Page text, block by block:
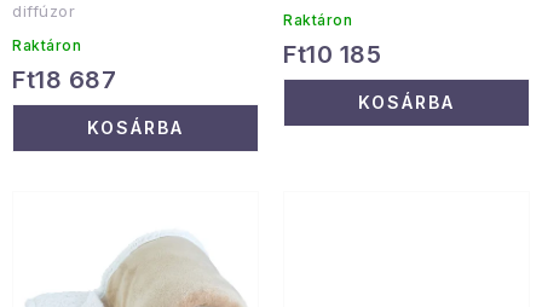
diffúzor
Raktáron
Ft18 687
KOSÁRBA
Raktáron
Ft10 185
KOSÁRBA